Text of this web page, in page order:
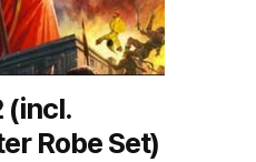
(incl.
Robe Set)